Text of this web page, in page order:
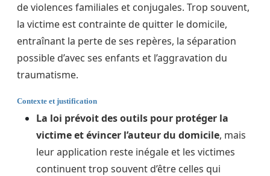
de violences familiales et conjugales. Trop souvent,
la victime est contrainte de quitter le domicile,
entraînant la perte de ses repères, la séparation
possible d’avec ses enfants et l’aggravation du
traumatisme.
Contexte et justification
La loi prévoit des outils pour protéger la
victime et évincer l’auteur du domicile, mais
leur application reste inégale et les victimes
continuent trop souvent d’être celles qui